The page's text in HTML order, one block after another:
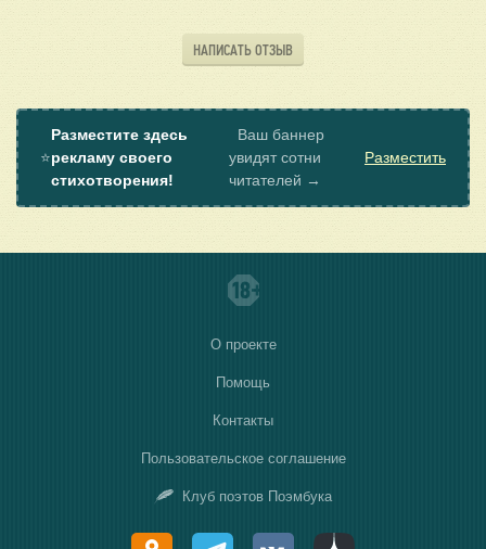
НАПИСАТЬ ОТЗЫВ
⭐
Разместите здесь
рекламу своего
стихотворения!
Ваш баннер
увидят сотни
читателей →
Разместить
О проекте
Помощь
Контакты
Пользовательское соглашение
Клуб поэтов Поэмбука